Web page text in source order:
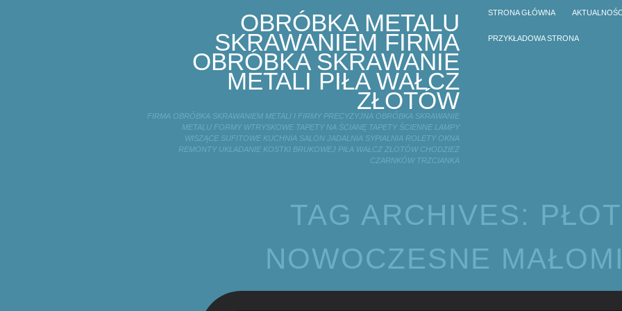
OBRÓBKA METALU
SKRAWANIEM FIRMA
OBRÓBKA SKRAWANIE
METALI PIŁA WAŁCZ
ZŁOTÓW
FIRMA OBRÓBKA SKRAWANIEM METALI I FIRMY PRECYZYJNA OBRÓBKA SKRAWANIE
METALU FORMY WTRYSKOWE TAPETY NA ŚCIANĘ TAPETY ŚCIENNE LAMPY
WISZĄCE SUFITOWE KUCHNIA SALON JADALNIA SYPIALNIA ROLETY OKNA
REMONTY UKŁADANIE KOSTKI BRUKOWEJ PIŁA WAŁCZ ZŁOTÓW CHODZIEŻ
CZARNKÓW TRZCIANKA
STRONA GŁÓWNA
PRZYKŁADOWA STRONA
TAG ARCHIVES:
NOWOCZESNE